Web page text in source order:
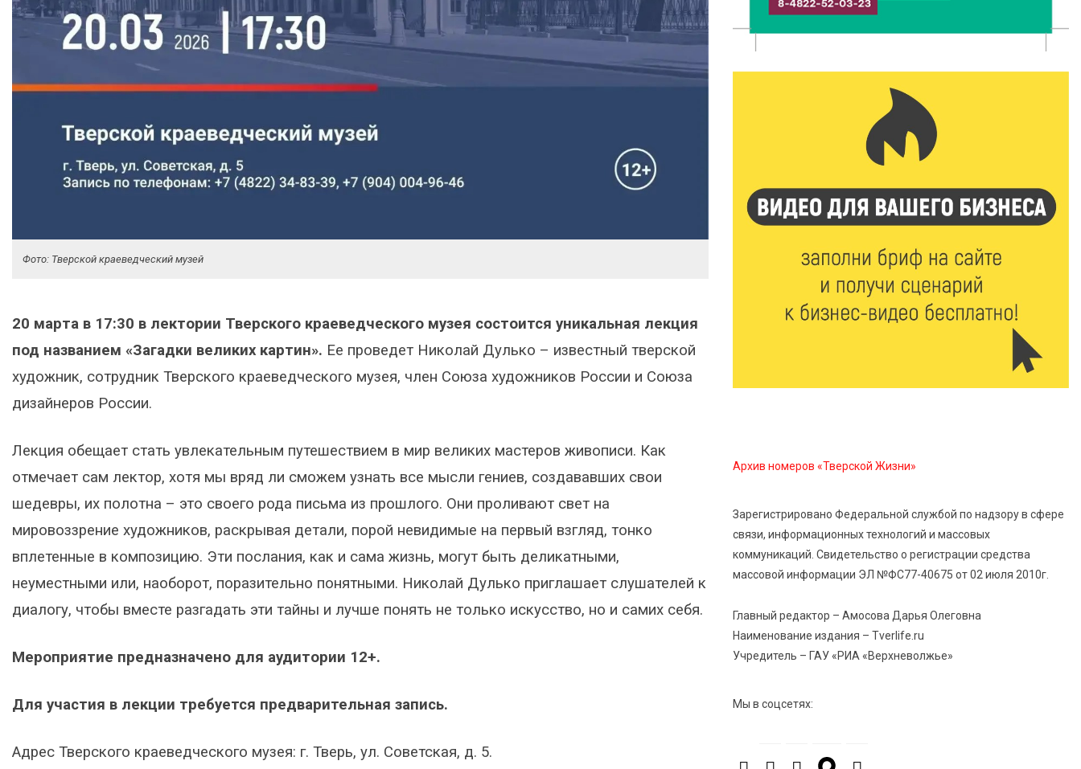
Фото: Тверской краеведческий музей
20 марта в 17:30 в лектории Тверского краеведческого музея состоится уникальная лекция
под названием «Загадки великих картин». Ее проведет Николай Дулько – известный тверской
художник, сотрудник Тверского краеведческого музея, член Союза художников России и Союза
дизайнеров России.
Лекция обещает стать увлекательным путешествием в мир великих мастеров живописи. Как
отмечает сам лектор, хотя мы вряд ли сможем узнать все мысли гениев, создававших свои
шедевры, их полотна – это своего рода письма из прошлого. Они проливают свет на
мировоззрение художников, раскрывая детали, порой невидимые на первый взгляд, тонко
вплетенные в композицию. Эти послания, как и сама жизнь, могут быть деликатными,
неуместными или, наоборот, поразительно понятными. Николай Дулько приглашает слушателей к
диалогу, чтобы вместе разгадать эти тайны и лучше понять не только искусство, но и самих себя.
Мероприятие предназначено для аудитории 12+.
Для участия в лекции требуется предварительная запись.
Адрес Тверского краеведческого музея: г. Тверь, ул. Советская, д. 5.
Крестовоздвиженской церкви
210
Названы первые победители программы «Земский
7 Авг 2026 16:32 352
Без прав и лицензий: итоги проверки таксистов в
7 Авг 2026 16:02 340
Жителям Тверской области напомнили об
опасности домашних заготовок
7 Авг 2026 15:32 188
изменила библиотечную жизнь Верхневолжья
7 Авг 2026 15:30 166
трансформаторных подстанций и более 146 км ЛЭП
7 Авг 2026 15:10
Архив номеров «Тверской Жизни»
Зарегистрировано Федеральной службой по надзору в сфере
связи, информационных технологий и массовых
коммуникаций. Свидетельство о регистрации средства
массовой информации ЭЛ №ФС77-40675 от 02 июля 2010г.
Главный редактор – Амосова Дарья Олеговна
Наименование издания – Tverlife.ru
Учредитель – ГАУ «РИА «Верхневолжье»
Мы в соцсетях: